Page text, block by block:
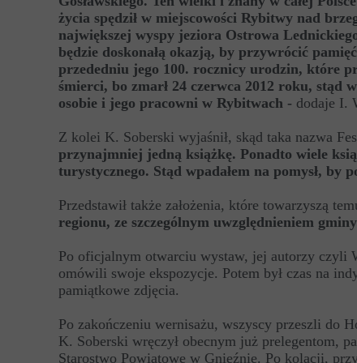
życia spędził w miejscowości Rybitwy nad
największej wyspy jeziora Ostrowa
będzie doskonałą okazją, by przywrócić
przededniu jego 100. rocznicy urodzin, które
śmierci, bo zmarł 24 czerwca 2012 roku, stąd
osobie i jego pracowni w Rybitwach - dodaje I.
Z kolei K. Soberski wyjaśnił, skąd taka nazwa
przynajmniej jedną książkę. Ponadto wiele
turystycznego. Stąd wpadałem na pomysł, by
Przedstawił także założenia, które towarzyszą
regionu, ze szczególnym uwzględnieniem
Po oficjalnym otwarciu wystaw, jej autorzy czyli
omówili swoje ekspozycje. Potem był czas na
pamiątkowe zdjęcia.
Po zakończeniu wernisażu, wszyscy przeszli do
K. Soberski wręczył obecnym już prelegentom,
Starostwo Powiatowe w Gnieźnie. Po kolacji,